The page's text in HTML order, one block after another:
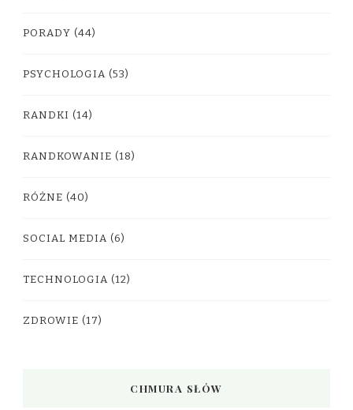
PORADY (44)
PSYCHOLOGIA (53)
RANDKI (14)
RANDKOWANIE (18)
RÓŻNE (40)
SOCIAL MEDIA (6)
TECHNOLOGIA (12)
ZDROWIE (17)
CHMURA SŁÓW